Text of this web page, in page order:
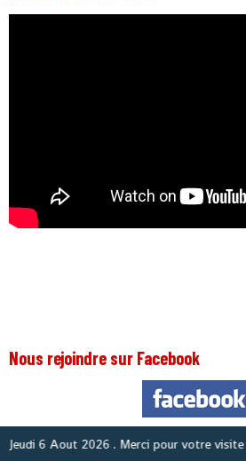
Nous rejoindre sur Facebook
6 Aout 2026. Merci pour votre visite sur